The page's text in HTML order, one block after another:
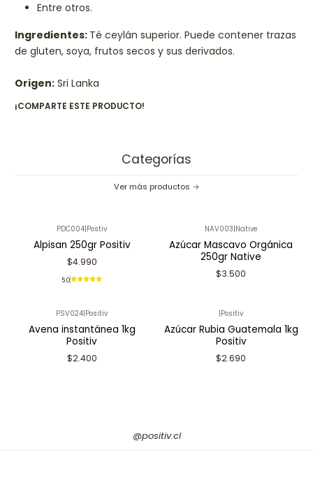
Entre otros.
Ingredientes: Té ceylán superior. Puede contener trazas
de gluten, soya, frutos secos y sus derivados.
Origen: Sri Lanka
¡COMPARTE ESTE PRODUCTO!
Categorías
Ver más productos
PDC004|Postiv
Alpisan 250gr Positiv
$4.990
5.0
NAV003|Native
Azúcar Mascavo Orgánica
250gr Native
$3.500
PSV024|Positiv
Avena instantánea 1kg
Positiv
$2.400
|Positiv
Azúcar Rubia Guatemala 1kg
Positiv
$2.690
@positiv.cl